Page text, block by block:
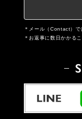
メール（Contact）で
お返事に数日かかるこ